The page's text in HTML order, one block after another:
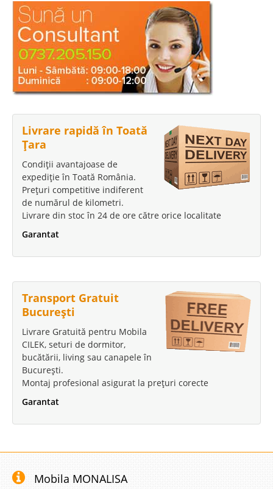
Livrare rapidă în Toată
Țara
Condiții avantajoase de
expediție în Toată România.
Prețuri competitive indiferent
de numărul de kilometri.
Livrare din stoc în 24 de ore către orice localitate
Garantat
Transport Gratuit
București
Livrare Gratuită pentru Mobila
CILEK, seturi de dormitor,
bucătării, living sau canapele în
București.
Montaj profesional asigurat la prețuri corecte
Garantat
Mobila MONALISA